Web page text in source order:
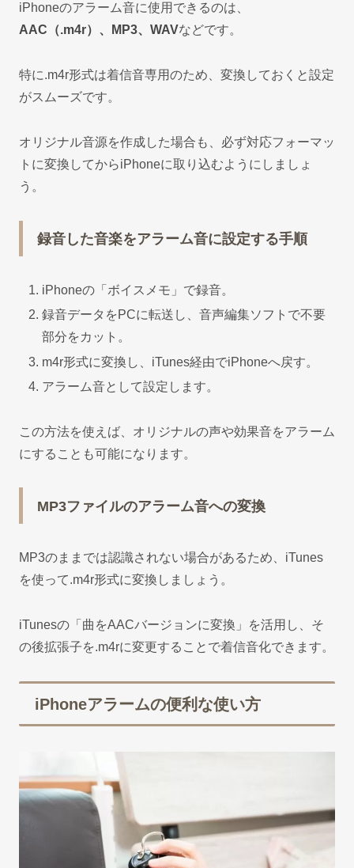
iPhoneのアラーム音に使用できるのは、
AAC（.m4r）、MP3、WAVなどです。
特に.m4r形式は着信音専用のため、変換しておくと設定
がスムーズです。
オリジナル音源を作成した場合も、必ず対応フォーマッ
トに変換してからiPhoneに取り込むようにしましょ
う。
録音した音楽をアラーム音に設定する手順
iPhoneの「ボイスメモ」で録音。
録音データをPCに転送し、音声編集ソフトで不要
部分をカット。
m4r形式に変換し、iTunes経由でiPhoneへ戻す。
アラーム音として設定します。
この方法を使えば、オリジナルの声や効果音をアラーム
にすることも可能になります。
MP3ファイルのアラーム音への変換
MP3のままでは認識されない場合があるため、iTunes
を使って.m4r形式に変換しましょう。
iTunesの「曲をAACバージョンに変換」を活用し、そ
の後拡張子を.m4rに変更することで着信音化できます。
iPhoneアラームの便利な使い方